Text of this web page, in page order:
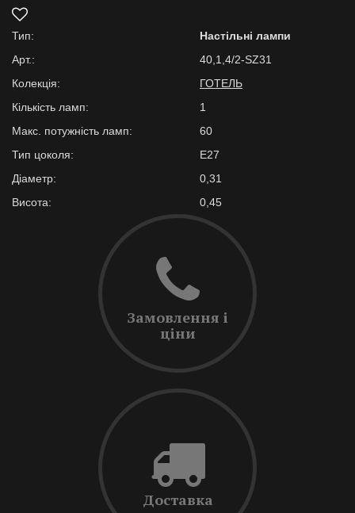
Тип:
Настільні лампи
Арт.:
40,1,4/2-SZ31
Колекція:
ГОТЕЛЬ
Кількість ламп:
1
Макс. потужність ламп:
60
Тип цоколя:
E27
Діаметр:
0,31
Висота:
0,45
Замовлення і
ціни
Доставка